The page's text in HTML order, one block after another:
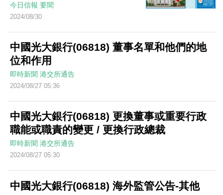
今日信報 要聞
2024/08/30
中國光大銀行(06818) 董事名單和他們的地
位和作用
即時新聞 港交所通告
2024/08/27 05:36
中國光大銀行(06818) 更換董事或重要行政
職能或職責的變更 / 更換行政總裁
即時新聞 港交所通告
2024/08/27 05:30
中國光大銀行(06818) 海外監管公告-其他